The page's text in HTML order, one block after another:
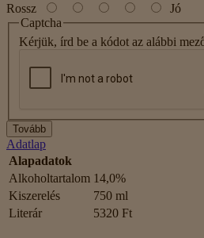
Rossz
Jó
Captcha
Kérjük, írd be a kódot az alábbi
Tovább
Adatlap
Alapadatok
Alkoholtartalom 14,0%
Kiszerelés
750 ml
Literár
5320 Ft